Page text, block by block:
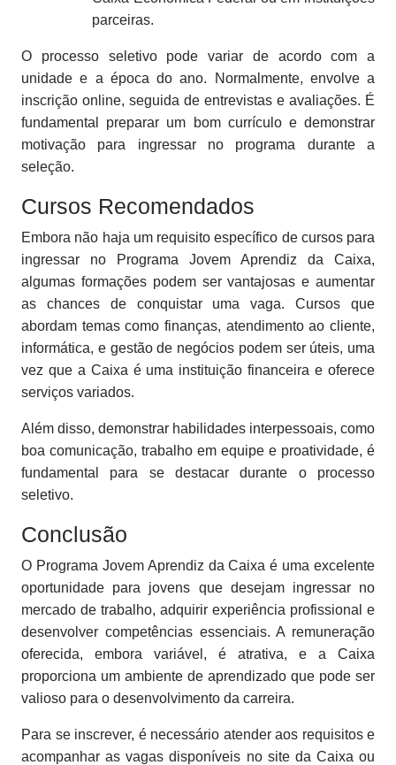
parceiras.
O processo seletivo pode variar de acordo com a
unidade e a época do ano. Normalmente, envolve a
inscrição online, seguida de entrevistas e avaliações. É
fundamental preparar um bom currículo e demonstrar
motivação para ingressar no programa durante a
seleção.
Cursos Recomendados
Embora não haja um requisito específico de cursos para
ingressar no Programa Jovem Aprendiz da Caixa,
algumas formações podem ser vantajosas e aumentar
as chances de conquistar uma vaga. Cursos que
abordam temas como finanças, atendimento ao cliente,
informática, e gestão de negócios podem ser úteis, uma
vez que a Caixa é uma instituição financeira e oferece
serviços variados.
Além disso, demonstrar habilidades interpessoais, como
boa comunicação, trabalho em equipe e proatividade, é
fundamental para se destacar durante o processo
seletivo.
Conclusão
O Programa Jovem Aprendiz da Caixa é uma excelente
oportunidade para jovens que desejam ingressar no
mercado de trabalho, adquirir experiência profissional e
desenvolver competências essenciais. A remuneração
oferecida, embora variável, é atrativa, e a Caixa
proporciona um ambiente de aprendizado que pode ser
valioso para o desenvolvimento da carreira.
Para se inscrever, é necessário atender aos requisitos e
acompanhar as vagas disponíveis no site da Caixa ou